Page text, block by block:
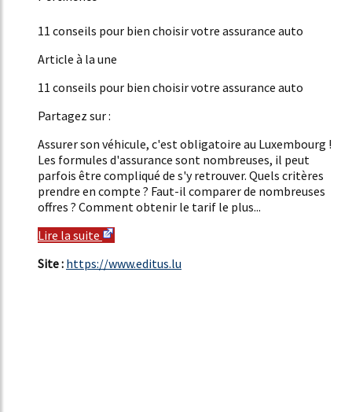
11 conseils pour bien choisir votre assurance auto
Article à la une
11 conseils pour bien choisir votre assurance auto
Partagez sur :
Assurer son véhicule, c'est obligatoire au Luxembourg !
Les formules d'assurance sont nombreuses, il peut
parfois être compliqué de s'y retrouver. Quels critères
prendre en compte ? Faut-il comparer de nombreuses
offres ? Comment obtenir le tarif le plus...
Lire la suite
Site : https://www.editus.lu